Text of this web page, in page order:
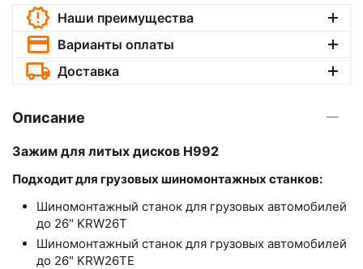
Наши преимущества
Варианты оплаты
Доставка
Описание
Зажим для литых дисков H992
Подходит для грузовых шиномонтажных станков:
Шиномонтажный станок для грузовых автомобилей
до 26" KRW26T
Шиномонтажный станок для грузовых автомобилей
до 26" KRW26TE